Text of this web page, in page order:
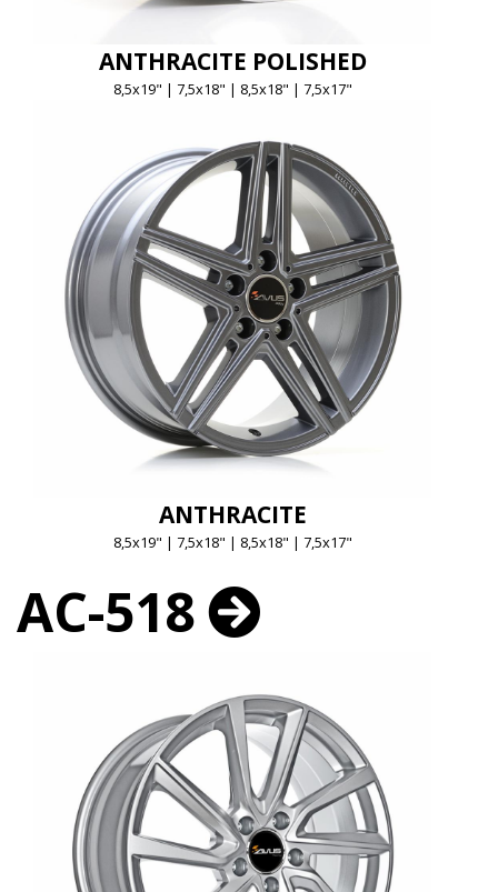
ANTHRACITE POLISHED
8,5x19" | 7,5x18" | 8,5x18" | 7,5x17"
ANTHRACITE
8,5x19" | 7,5x18" | 8,5x18" | 7,5x17"
AC-518